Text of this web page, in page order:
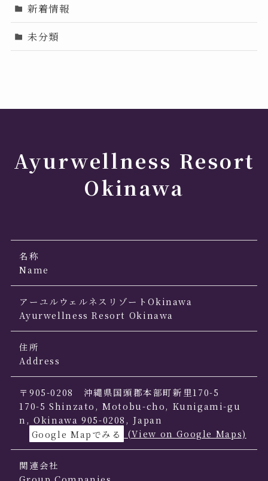
新着情報
未分類
Ayurwellness Resort
Okinawa
名称
Name
アーユルウェルネスリゾートOkinawa
Ayurwellness Resort Okinawa
住所
Address
〒905-0208 沖縄県国頭郡本部町新里170-5
170-5 Shinzato, Motobu-cho, Kunigami-gu
n, Okinawa 905-0208, Japan
Google Mapでみる
(View on Google Maps)
関連会社